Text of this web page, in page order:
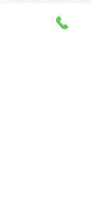
域，以一窗